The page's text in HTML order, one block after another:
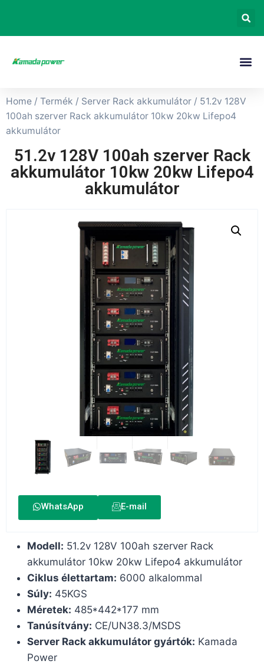
Home / Termék / Server Rack akkumulátor / 51.2v 128V
100ah szerver Rack akkumulátor 10kw 20kw Lifepo4
akkumulátor
51.2v 128V 100ah szerver Rack
akkumulátor 10kw 20kw Lifepo4
akkumulátor
WhatsApp E-mail
Modell: 51.2v 128V 100ah szerver Rack
akkumulátor 10kw 20kw Lifepo4 akkumulátor
Ciklus élettartam: 6000 alkalommal
Súly: 45KGS
Méretek: 485*442*177 mm
Tanúsítvány: CE/UN38.3/MSDS
Server Rack akkumulátor gyártók: Kamada
Power